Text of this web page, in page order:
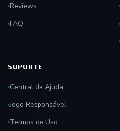
Reviews
FAQ
SUPORTE
Central de Ajuda
Jogo Responsável
Termos de Uso